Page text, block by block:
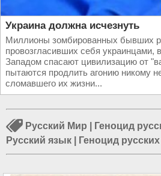
Украина должна исчезнуть
Миллионы зомбированных бывших
провозгласивших себя украинцами,
Западом спасают цивилизацию от
пытаются продлить агонию никому
сломавшего их жизни...
Русский Мир Геноцид
Русский язык
Геноцид
русских в СССР|Евреи и